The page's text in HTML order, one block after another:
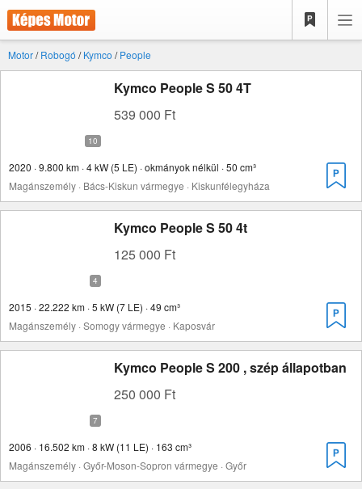
Motor/Robogó /Kymco /People
Kymco People S 50 4T
539 000 Ft
2020 · 9.800 km · 4 kW (5 LE) · okmányok nélkül · 50 cm³
Magánszemély · Bács-Kiskun vármegye · Kiskunfélegyháza
Kymco People S 50 4t
125 000 Ft
2015 · 22.222 km · 5 kW (7 LE) · 49 cm³
Magánszemély · Somogy vármegye · Kaposvár
Kymco People S 200 , szép állapotban
250 000 Ft
2006 · 16.502 km · 8 kW (11 LE) · 163 cm³
Magánszemély · Győr-Moson-Sopron vármegye · Győr